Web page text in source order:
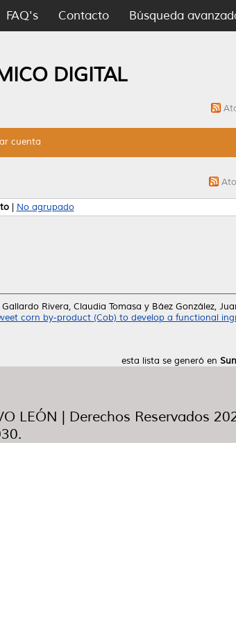
FAQ's Contacto Búsqueda
DIGITAL
cuenta
| No agrupado
Gallardo Rivera, Claudia Tomasa y Báez González,
corn by-product (Cob) to develop a functional
esta lista se generó en
LEÓN | Derechos Reservados